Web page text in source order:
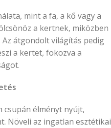
mint a fa, a kő vagy a
a kertnek, miközben
átgondolt világítás pedig
a kertet, fokozva a
csupán élményt nyújt,
Növeli az ingatlan esztétikai